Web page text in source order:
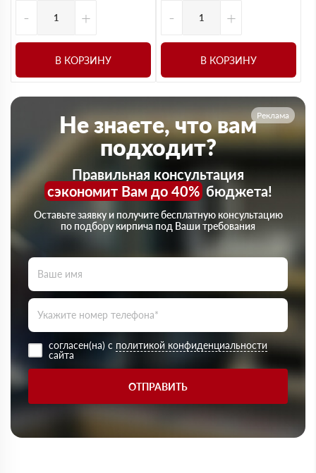
- +
В КОРЗИНУ
- +
В КОРЗИНУ
Реклама
Не знаете, что вам
подходит?
Правильная консультация
сэкономит Вам до 40%бюджета!
Оставьте заявку и получите бесплатную консультацию
по подбору кирпича под Ваши требования
согласен(на) с политикой конфиденциальности
сайта
ОТПРАВИТЬ